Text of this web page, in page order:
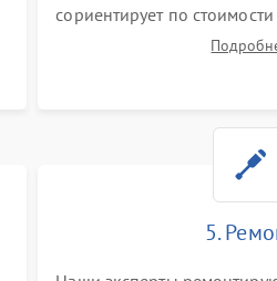
сориентирует по
вертикального пылесоса а
5.